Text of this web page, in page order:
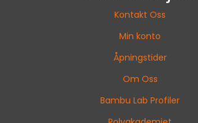
Kontakt Oss
Min konto
Åpningstider
Om Oss
Bambu Lab Profiler